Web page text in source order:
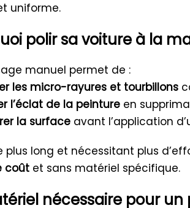
uniforme.
polir sa voiture à la
manuel permet de :
les micro-rayures et tourbillons
l’éclat de la peinture en
la surface avant l’application
plus long et nécessitant plus
coût et sans matériel spécifique.
nécessaire pour